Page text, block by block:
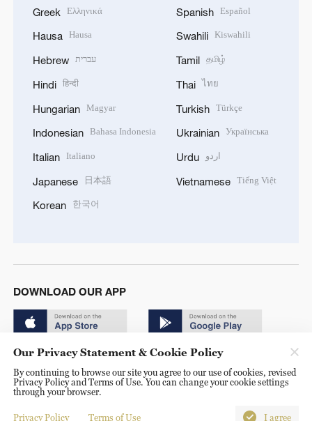
Greek Ελληνικά
Hausa Hausa
Hebrew עברית
Hindi हिन्दी
Hungarian Magyar
Indonesian Bahasa Indonesia
Italian Italiano
Japanese 日本語
Korean 한국어
Spanish Español
Swahili Kiswahili
Tamil தமிழ்
Thai ไทย
Turkish Türkçe
Ukrainian Українська
Urdu اردو
Vietnamese Tiếng Việt
DOWNLOAD OUR APP
© China Radio International.CRI. All Rights Reserved. 16A
Shijingshan Road, Beijing, China. 100040
Our Privacy Statement & Cookie Policy
By continuing to browse our site you agree to our use of cookies, revised
Privacy Policy and Terms of Use. You can change your cookie settings
through your browser.
Privacy Policy Terms of Use I agree